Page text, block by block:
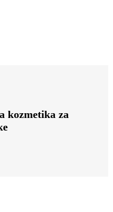
kozmetika za